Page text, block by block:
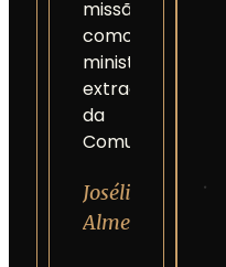
missão
como
ministro
extraordinário
da
Comunhão.
Josélia
Almeida